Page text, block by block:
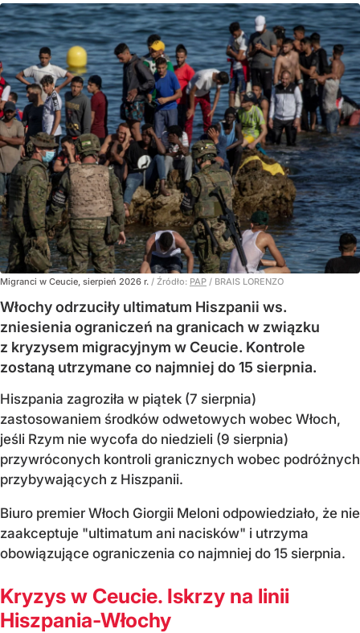
Migranci w Ceucie, sierpień 2026 r. / Źródło: PAP / BRAIS LORENZO
Włochy odrzuciły ultimatum Hiszpanii ws.
zniesienia ograniczeń na granicach w związku
z kryzysem migracyjnym w Ceucie. Kontrole
zostaną utrzymane co najmniej do 15 sierpnia.
Hiszpania zagroziła w piątek (7 sierpnia)
zastosowaniem środków odwetowych wobec Włoch,
jeśli Rzym nie wycofa do niedzieli (9 sierpnia)
przywróconych kontroli granicznych wobec podróżnych
przybywających z Hiszpanii.
Biuro premier Włoch Giorgii Meloni odpowiedziało, że nie
zaakceptuje "ultimatum ani nacisków" i utrzyma
obowiązujące ograniczenia co najmniej do 15 sierpnia.
Kryzys w Ceucie. Iskrzy na linii
Hiszpania-Włochy